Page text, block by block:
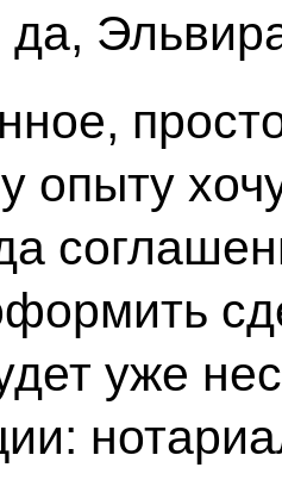
да,
опыту
уже